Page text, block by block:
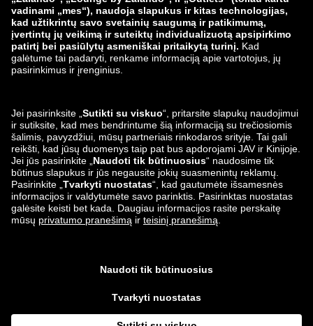
zalando-lounge.lt zalando-lounge.sk
zalando-lounge.ro zalando-lounge.hr
zalando-lounge.lu zalando-lounge.ee
zalando-lounge.lv zalando-lounge.no
Mus taip pat
rasite
rekomenduojama mažmenine kaina